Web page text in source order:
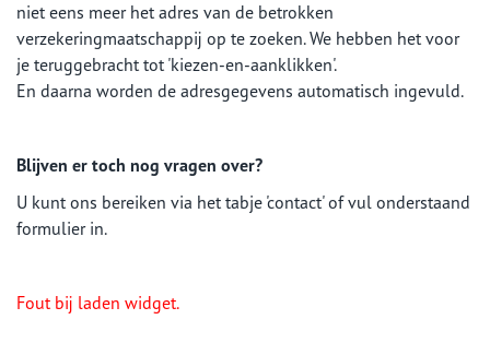
niet eens meer het adres van de betrokken
verzekeringmaatschappij op te zoeken. We hebben het voor
je teruggebracht tot 'kiezen-en-aanklikken'.
En daarna worden de adresgegevens automatisch ingevuld.
Blijven er toch nog vragen over?
U kunt ons bereiken via het tabje 'contact' of vul onderstaand
formulier in.
Fout bij laden widget.